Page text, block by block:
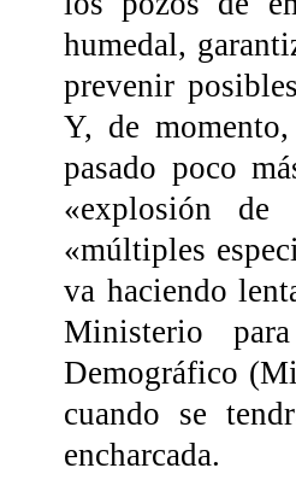
humedal,
prevenir
Y, de
pasado poco
«explosión
«múltiples
va haciendo
Ministerio
Demográfico
cuando se
encharcada.